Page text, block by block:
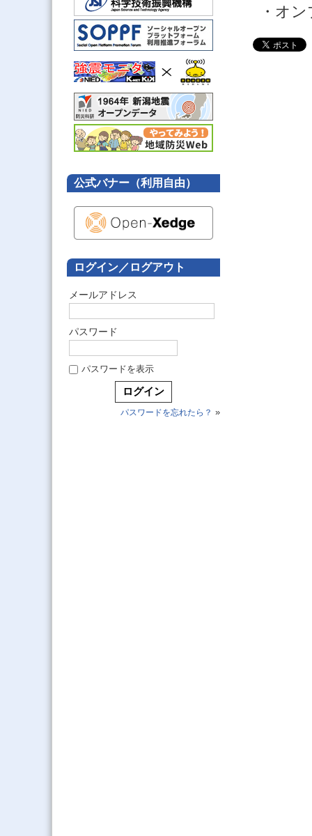
公式バナー（利用自由）
ログイン／ログアウト
メールアドレス
パスワード
パスワードを表示
パスワードを忘れたら？ »
・オ